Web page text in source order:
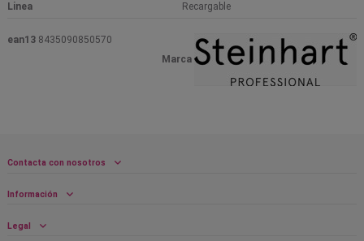
Linea Recargable
Marca
ean13 8435090850570
Contacta con nosotros
Información
Legal